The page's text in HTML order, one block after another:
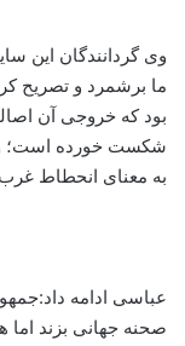
وی گردانندگان این
ما برشمرد و تصریح
بود که خروجی آن
شکست خورده است؛
به معنای انحطاط
عباسی ادامه
صحنه جهانی بزند اما